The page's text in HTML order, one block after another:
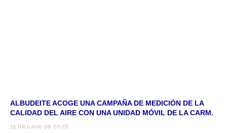
ALBUDEITE ACOGE UNA CAMPAÑA DE MEDICIÓN DE LA
CALIDAD DEL AIRE CON UNA UNIDAD MÓVIL DE LA CARM.
15 de junio de 2026